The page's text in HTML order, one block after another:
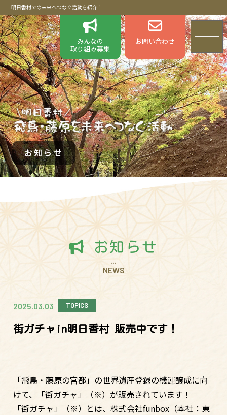
明日香村での未来へつなぐ活動を紹介！
みんなの
取り組み募集
お問い合わせ
お知らせ
お知らせ
...
NEWS
2025.03.03 TOPICS
街ガチャin明日香村 販売中です！
「飛鳥・藤原の宮都」の世界遺産登録の機運醸成に向
けて、「街ガチャ」（※）が販売されています！
「街ガチャ」（※）とは、株式会社funbox（本社：東